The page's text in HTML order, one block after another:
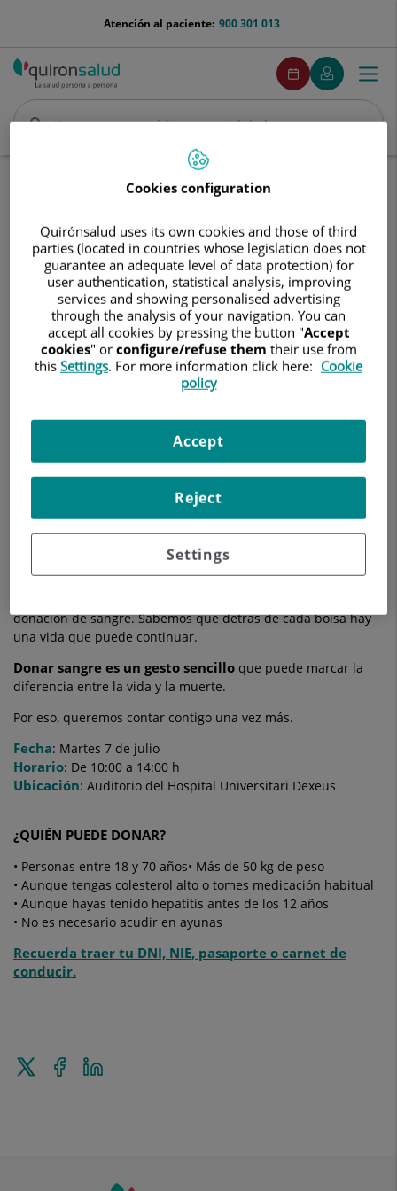
menu-
900 301 013
Atención al paciente:
Buscar
Buscar
menuPedirCita
Pedir
cita
Mi
Quirónsalud
Menú
Eventos DONA SANGRE. REGALA VIDA
SANGRE.
REGALA
DONA SANGRE. REGALA VIDA
7 de julio de 2026
donación de sangre. Sabemos que detrás de cada bolsa hay
una vida que puede continuar.
Donar sangre es un gesto sencillo que puede marcar la
diferencia entre la vida y la muerte.
Por eso, queremos contar contigo una vez más.
Fecha: Martes 7 de julio
Horario: De 10:00 a 14:00 h
Ubicación: Auditorio del Hospital Universitari Dexeus
¿QUIÉN PUEDE DONAR?
• Personas entre 18 y 70 años• Más de 50 kg de peso
• Aunque tengas colesterol alto o tomes medicación habitual
• Aunque hayas tenido hepatitis antes de los 12 años
• No es necesario acudir en ayunas
Recuerda traer tu DNI, NIE, pasaporte o carnet de
conducir.
Enviar
Compartir
Cookies configuration
Quirónsalud uses its own cookies and those of third
parties (located in countries whose legislation does not
guarantee an adequate level of data protection) for
user authentication, statistical analysis, improving
services and showing personalised advertising
through the analysis of your navigation. You can
accept all cookies by pressing the button "Accept
cookies" or configure/refuse them their use from
this Settings. For more information click here: Cookie
policy
Settings
Reject
Accept